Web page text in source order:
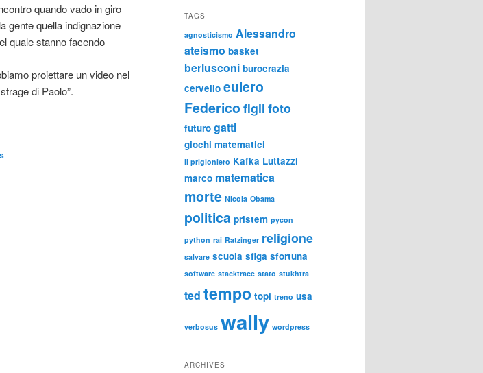
quando vado in giro
gente quella indignazione
quale stanno facendo
proiettare un video nel
di Paolo”.
TAGS
agnosticismo Alessandro
ateismo basket
berlusconi burocrazia
cervello eulero
Federico figli foto
futuro gatti
giochi matematici
il prigioniero Kafka Luttazzi
marco matematica
morte Nicola Obama
politica pristem pycon
python rai Ratzinger religione
salvare scuola sfiga sfortuna
software stacktrace stato stukhtra
ted tempo topi treno usa
verbosus wally wordpress
ARCHIVES